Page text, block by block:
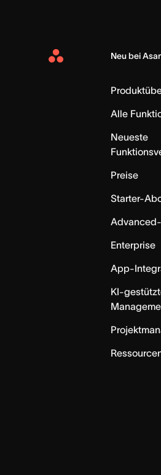
Asana
Neu bei
Alle
Neueste
Preise
Starter-
Enterprise
App-
KI-